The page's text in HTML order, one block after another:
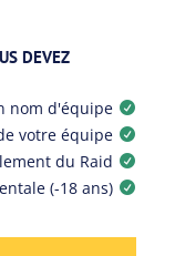
DEVEZ

nom d'équipe

votre équipe

du Raid

(-18 ans)